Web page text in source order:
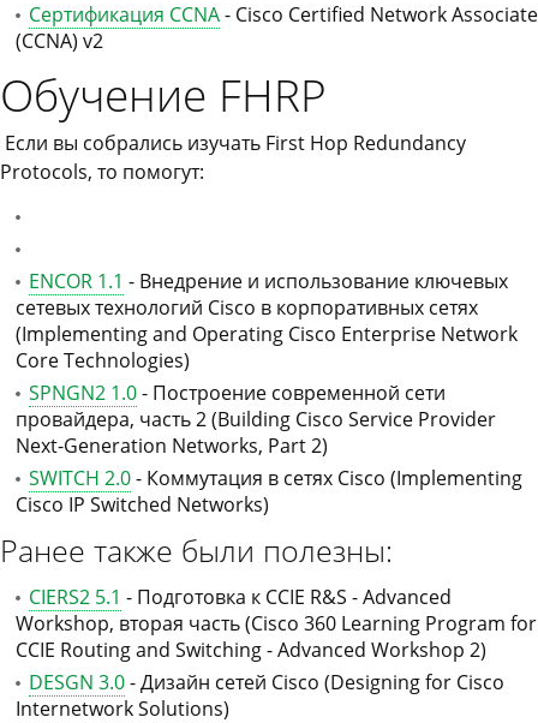
Сертификация CCNA- Cisco Certified Network Associate
(CCNA) v2
Обучение FHRP
Если вы собрались изучать First Hop Redundancy
Protocols, то помогут:
ENCOR 1.1 - Внедрение и использование ключевых
сетевых технологий Cisco в корпоративных сетях
(Implementing and Operating Cisco Enterprise Network
Core Technologies)
SPNGN2 1.0- Построение современной сети
провайдера, часть 2 (Building Cisco Service Provider
Next-Generation Networks, Part 2)
SWITCH 2.0- Коммутация в сетях Cisco (Implementing
Cisco IP Switched Networks)
Ранее также были полезны:
CIERS2 5.1 - Подготовка к CCIE R&S - Advanced
Workshop, вторая часть (Cisco 360 Learning Program for
CCIE Routing and Switching - Advanced Workshop 2)
DESGN 3.0- Дизайн сетей Cisco (Designing for Cisco
Internetwork Solutions)